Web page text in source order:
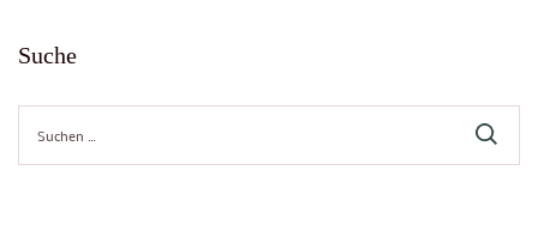
Suche
nach: